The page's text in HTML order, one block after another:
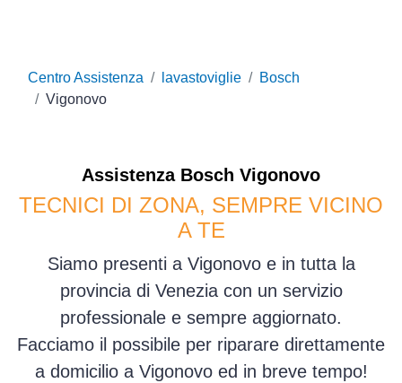
Centro Assistenza lavastoviglie
Bosch
Vigonovo
Assistenza Bosch Vigonovo
TECNICI DI ZONA, SEMPRE VICINO
A TE
Siamo presenti a Vigonovo e in tutta la
provincia di Venezia con un servizio
professionale e sempre aggiornato.
Facciamo il possibile per riparare direttamente
a domicilio a Vigonovo ed in breve tempo!